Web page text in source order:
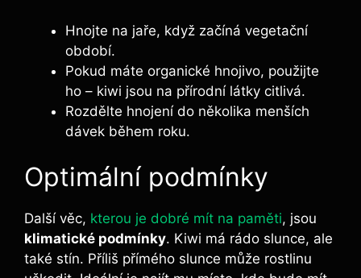
Hnojte na jaře, když začíná vegetační
období.
Pokud máte organické hnojivo, použijte
ho – kiwi jsou na přírodní látky citlivá.
Rozdělte hnojení do několika menších
dávek během roku.
Optimální podmínky
Další věc, kterou je dobré mít na paměti, jsou
klimatické podmínky. Kiwi má rádo slunce, ale
také stín. Příliš přímého slunce může rostlinu